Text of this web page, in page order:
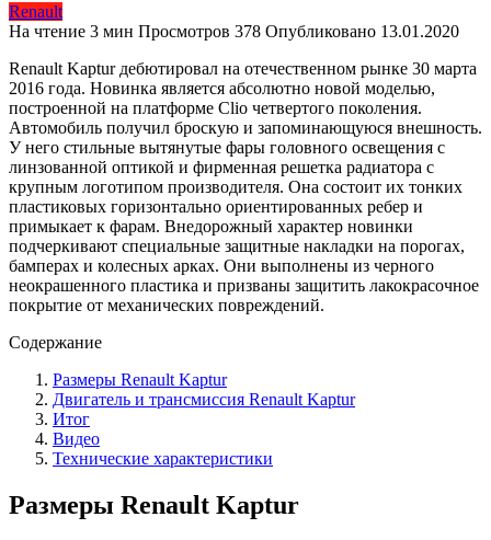
Renault
На чтение 3 мин Просмотров 378 Опубликовано 13.01.2020
Renault Kaptur дебютировал на отечественном рынке 30 марта
2016 года. Новинка является абсолютно новой моделью,
построенной на платформе Clio четвертого поколения.
Автомобиль получил броскую и запоминающуюся внешность.
У него стильные вытянутые фары головного освещения с
линзованной оптикой и фирменная решетка радиатора с
крупным логотипом производителя. Она состоит их тонких
пластиковых горизонтально ориентированных ребер и
примыкает к фарам. Внедорожный характер новинки
подчеркивают специальные защитные накладки на порогах,
бамперах и колесных арках. Они выполнены из черного
неокрашенного пластика и призваны защитить лакокрасочное
покрытие от механических повреждений.
Содержание
Размеры Renault Kaptur
Двигатель и трансмиссия Renault Kaptur
Итог
Видео
Технические характеристики
Размеры Renault Kaptur